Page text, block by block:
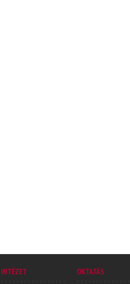
INTÉZET
OKTATÁS